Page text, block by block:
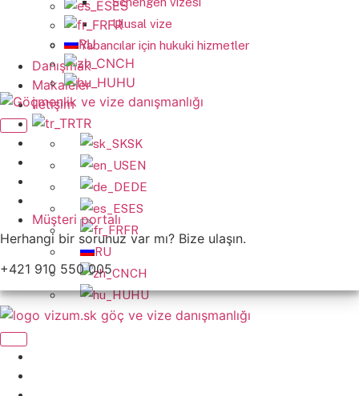
Ulusal vize
Yabancılar için hukuki hizmetler
Danışmak
Makaleler
İletişim
TR
SK
EN
DE
ES
FR
RU
CH
HU
ES
FR
RU
CH
HU
Müşteri portalı
Herhangi bir sorunuz var mı? Bize ulaşın.
+421 910 550 005